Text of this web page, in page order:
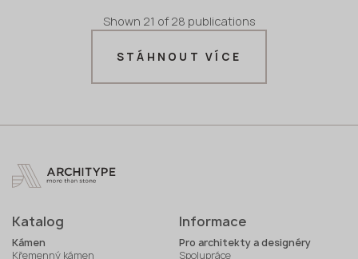
Shown 21 of28 publications
STÁHNOUT VÍCE
Katalog
Kámen
Křemenný kámen
Informace
Pro architekty a designéry
Spolupráce